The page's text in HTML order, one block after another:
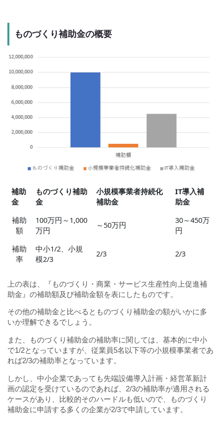
ものづくり補助金の概要
補助
金
ものづくり補助
金
小規模事業者持続化
補助金
IT導入補
助金
補助
額
100万円～1,000
万円
～50万円
30～450万
円
補助
率
中小1/2、小規
模2/3
2/3 2/3
上の表は、『ものづくり・商業・サービス生産性向上促進補
助金』の補助額及び補助金額を表にしたものです。
その他の補助金と比べるとものづくり補助金の額がいかに多
いか理解できるでしょう。
また、ものづくり補助金の補助率に関しては、基本的に中小
で1/2となっていますが、従業員5名以下等の小規模事業者であ
れば2/3の補助率となっています。
しかし、中小企業であっても先端設備導入計画・経営革新計
画の認定を受けているのであれば、2/3の補助率が適用される
ケースがあり、比較的そのハードルも低いので、ものづくり
補助金に申請する多くの企業が2/3で申請しています。